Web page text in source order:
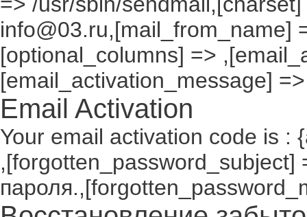
info@03.ru,[mail_from_name]
[optional_columns] =>
[email_activation_message] =>
Email Activation
Your email activation code is :
,[forgotten_password_subject]